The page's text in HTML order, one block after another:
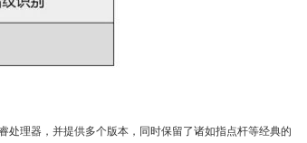
处理器，并提供多个版本，同时保留了诸如指点杆等经典的